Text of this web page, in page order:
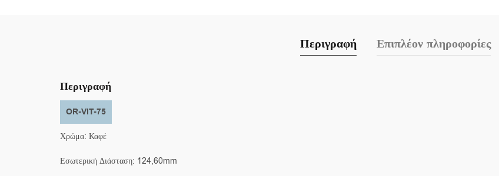
Περιγραφή Επιπλέον πληροφορίες
Περιγραφή
OR-VIT-75
Χρώμα: Καφέ
Εσωτερική Διάσταση: 124,60mm